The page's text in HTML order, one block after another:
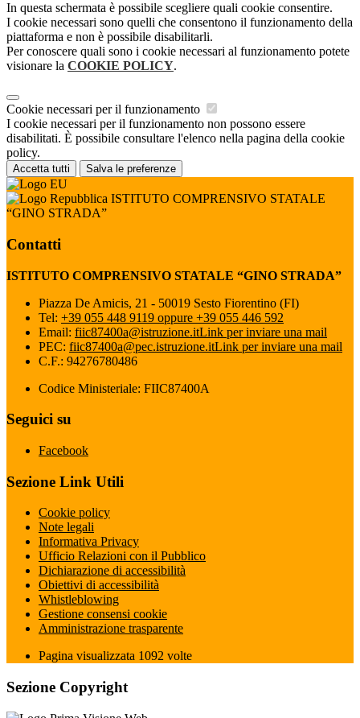
In questa schermata è possibile scegliere quali cookie consentire.
I cookie necessari sono quelli che consentono il funzionamento della
piattaforma e non è possibile disabilitarli.
Per conoscere quali sono i cookie necessari al funzionamento potete
visionare la COOKIE POLICY.
Cookie necessari per il funzionamento
I cookie necessari per il funzionamento non possono essere
disabilitati. È possibile consultare l'elenco nella pagina della cookie
policy.
Accetta tutti Salva le preferenze
ISTITUTO COMPRENSIVO STATALE
“GINO STRADA”
Contatti
ISTITUTO COMPRENSIVO STATALE “GINO STRADA”
Piazza De Amicis, 21 - 50019 Sesto Fiorentino (FI)
Tel: +39 055 448 9119 oppure +39 055 446 592
Email: fiic87400a@istruzione.itLink per inviare una mail
PEC: fiic87400a@pec.istruzione.itLink per inviare una mail
C.F.: 94276780486
Codice Ministeriale: FIIC87400A
Seguici su
Facebook
Sezione Link Utili
Cookie policy
Note legali
Informativa Privacy
Ufficio Relazioni con il Pubblico
Dichiarazione di accessibilità
Obiettivi di accessibilità
Whistleblowing
Gestione consensi cookie
Amministrazione trasparente
Pagina visualizzata 1092 volte
Sezione Copyright